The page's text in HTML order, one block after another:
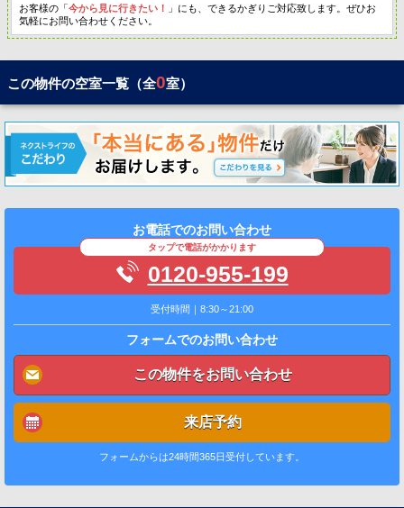
お客様の「今から見に行きたい！
」にも、できるかぎりご対応致します。ぜひお
気軽にお問い合わせください。
この物件の空室一覧（全0室）
お電話でのお問い合わせ
タップで電話がかかります
0120-955-199
受付時間｜8:30～21:00
フォームでのお問い合わせ
この物件をお問い合わせ
来店予約
フォームからは24時間365日受付しています。